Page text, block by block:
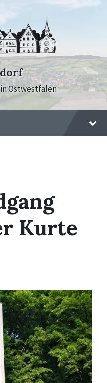
Ostwestfalen
Kurte